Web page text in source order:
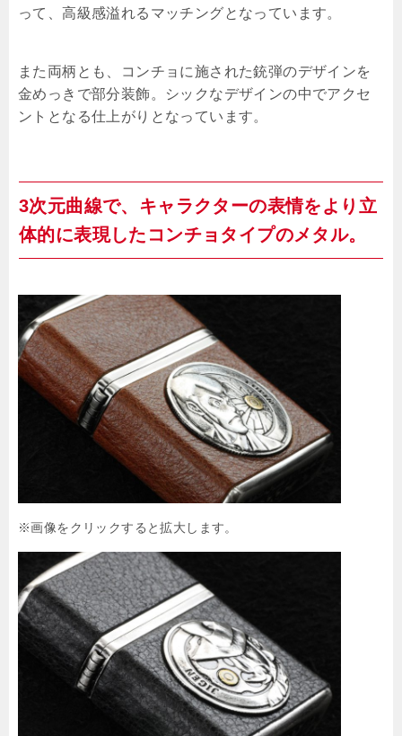
って、高級感溢れるマッチングとなっています。
また両柄とも、コンチョに施された銃弾のデザインを
金めっきで部分装飾。シックなデザインの中でアクセ
ントとなる仕上がりとなっています。
3次元曲線で、キャラクターの表情をより立
体的に表現したコンチョタイプのメタル。
※画像をクリックすると拡大します。